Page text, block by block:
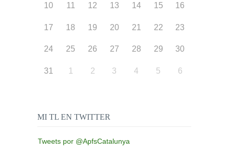
10 11 12 13 14 15 16
17 18 19 20 21 22 23
24 25 26 27 28 29 30
31 1 2 3 4 5 6
MI TL EN TWITTER
Tweets por @ApfsCatalunya